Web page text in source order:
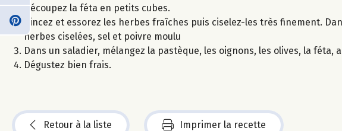
Découpez la féta en petits cubes.
Rincez et essorez les herbes fraîches puis ciselez-les très finement.
herbes ciselées, sel et poivre moulu
Dans un saladier, mélangez la pastèque, les oignons, les olives, la féta,
Dégustez bien frais.
Retour à la liste Imprimer la recette